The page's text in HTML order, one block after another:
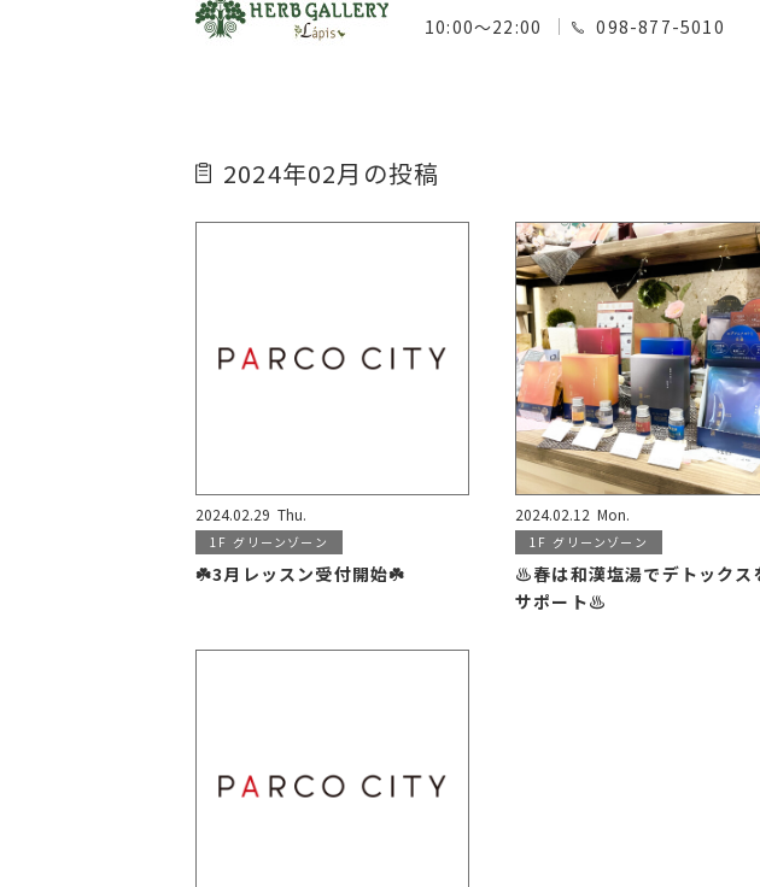
10:00～22:00 098-877-5010
2024年02月の投稿
2024.02.29 Thu.
1F グリーンゾーン
☘️3月レッスン受付開始☘️
2024.02.12 Mon.
1F グリーンゾーン
♨️春は和漢塩湯でデトックス
サポート♨️